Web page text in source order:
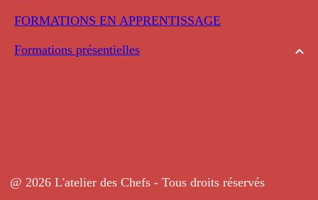
FORMATIONS EN APPRENTISSAGE
Formations présentielles
@ 2026 L'atelier des Chefs - Tous droits réservés